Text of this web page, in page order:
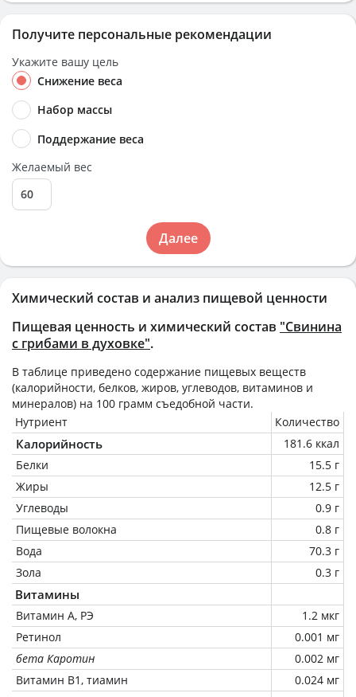
Химический состав и анализ пищевой ценности
Пищевая ценность и химический состав "Свинина
с грибами в духовке".
В таблице приведено содержание пищевых веществ
(калорийности, белков, жиров, углеводов, витаминов и
минералов) на 100 грамм съедобной части.
Нутриент
Количество
Калорийность
181.6 ккал
Белки
15.5 г
Жиры
12.5 г
Углеводы
0.9 г
Пищевые волокна
0.8 г
Вода
70.3 г
Зола
0.3 г
Витамины
Витамин А, РЭ
1.2 мкг
Ретинол
0.001 мг
бета Каротин
0.002 мг
Витамин В1, тиамин
0.024 мг
Получите персональные рекомендации
Укажите вашу цель
Снижение веса
Набор массы
Поддержание веса
Желаемый вес
Далее